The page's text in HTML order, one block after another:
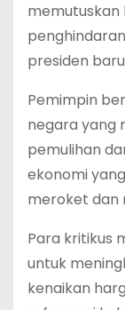
memutuskan
presiden
Pemimpin
negara yang
pemulihan
ekonomi
meroket dan
Para kritikus
untuk
kenaikan